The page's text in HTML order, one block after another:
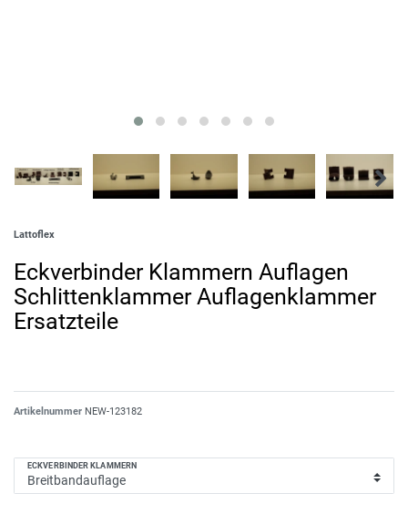
Lattoflex
Eckverbinder Klammern Auflagen
Schlittenklammer Auflagenklammer
Ersatzteile
Artikelnummer NEW-123182
ECKVERBINDER KLAMMERN